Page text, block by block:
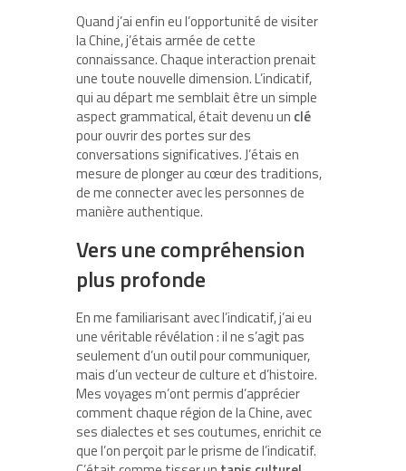
Quand j’ai enfin eu l’opportunité de visiter
la Chine, j’étais armée de cette
connaissance. Chaque interaction prenait
une toute nouvelle dimension. L’indicatif,
qui au départ me semblait être un simple
aspect grammatical, était devenu un clé
pour ouvrir des portes sur des
conversations significatives. J’étais en
mesure de plonger au cœur des traditions,
de me connecter avec les personnes de
manière authentique.
Vers une compréhension
plus profonde
En me familiarisant avec l’indicatif, j’ai eu
une véritable révélation : il ne s’agit pas
seulement d’un outil pour communiquer,
mais d’un vecteur de culture et d’histoire.
Mes voyages m’ont permis d’apprécier
comment chaque région de la Chine, avec
ses dialectes et ses coutumes, enrichit ce
que l’on perçoit par le prisme de l’indicatif.